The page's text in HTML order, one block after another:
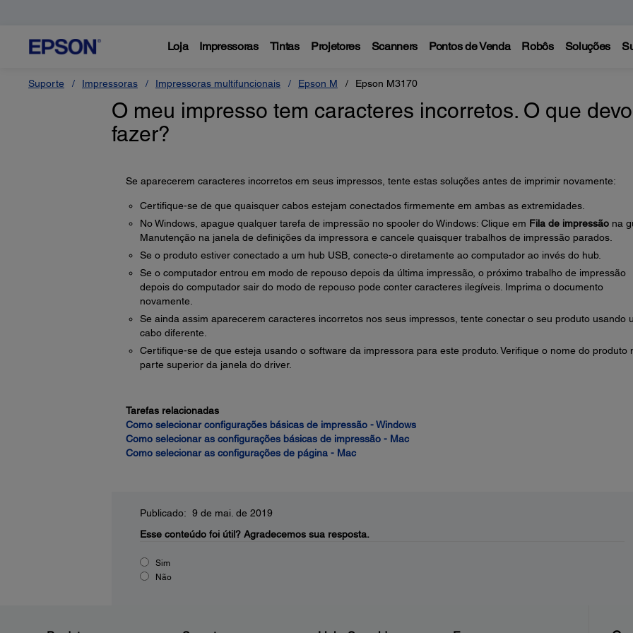
Loja Impressoras Tintas Projetores Scanners Pontos de Venda Robôs Soluções
Suporte Impressoras Impressoras multifuncionais Epson M Epson M3170
O meu impresso tem caracteres incorretos. O que devo
fazer?
Se aparecerem caracteres incorretos em seus impressos, tente estas soluções antes de imprimir novamente:
Certifique-se de que quaisquer cabos estejam conectados firmemente em ambas as extremidades.
No Windows, apague qualquer tarefa de impressão no spooler do Windows: Clique em Fila de impressãona
Manutenção na janela de definições da impressora e cancele quaisquer trabalhos de impressão parados.
Se o produto estiver conectado a um hub USB, conecte-o diretamente ao computador ao invés do hub.
Se o computador entrou em modo de repouso depois da última impressão, o próximo trabalho de impressão
depois do computador sair do modo de repouso pode conter caracteres ilegíveis. Imprima o documento
novamente.
Se ainda assim aparecerem caracteres incorretos nos seus impressos, tente conectar o seu produto usando
cabo diferente.
Certifique-se de que esteja usando o software da impressora para este produto. Verifique o nome do produto
parte superior da janela do driver.
Tarefas relacionadas
Como selecionar configurações básicas de impressão - Windows
Como selecionar as configurações básicas de impressão - Mac
Como selecionar as configurações de página - Mac
Publicado: 9 de mai. de 2019
Esse conteúdo foi útil? Agradecemos sua resposta.
Sim
Não